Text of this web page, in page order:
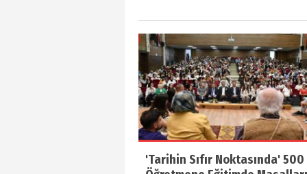
'Tarihin Sıfır Noktasında' 500